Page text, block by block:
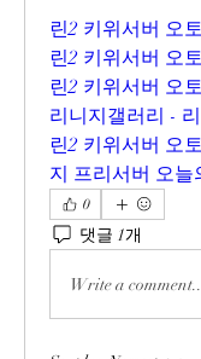
린2 키위서버 오
린2 키위서버 오
린2 키위서버 오
리니지갤러리 -
린2 키위서버 오
지 프리서버 오늘
0
댓글 1개
Write a